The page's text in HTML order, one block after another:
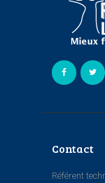
Contact
Référent